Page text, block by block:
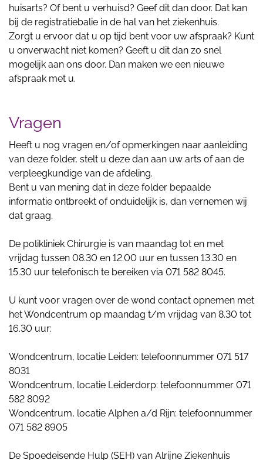
huisarts? Of bent u verhuisd? Geef dit dan door. Dat kan
bij de registratiebalie in de hal van het ziekenhuis.
Zorgt u ervoor dat u op tijd bent voor uw afspraak? Kunt
u onverwacht niet komen? Geeft u dit dan zo snel
mogelijk aan ons door. Dan maken we een nieuwe
afspraak met u.
Vragen
Heeft u nog vragen en/of opmerkingen naar aanleiding
van deze folder, stelt u deze dan aan uw arts of aan de
verpleegkundige van de afdeling.
Bent u van mening dat in deze folder bepaalde
informatie ontbreekt of onduidelijk is, dan vernemen wij
dat graag.
De polikliniek Chirurgie is van maandag tot en met
vrijdag tussen 08.30 en 12.00 uur en tussen 13.30 en
15.30 uur telefonisch te bereiken via 071 582 8045.
U kunt voor vragen over de wond contact opnemen met
het Wondcentrum op maandag t/m vrijdag van 8.30 tot
16.30 uur:
Wondcentrum, locatie Leiden: telefoonnummer 071 517
8031
Wondcentrum, locatie Leiderdorp: telefoonnummer 071
582 8092
Wondcentrum, locatie Alphen a/d Rijn: telefoonnummer
071 582 8905
De Spoedeisende Hulp (SEH) van Alrijne Ziekenhuis